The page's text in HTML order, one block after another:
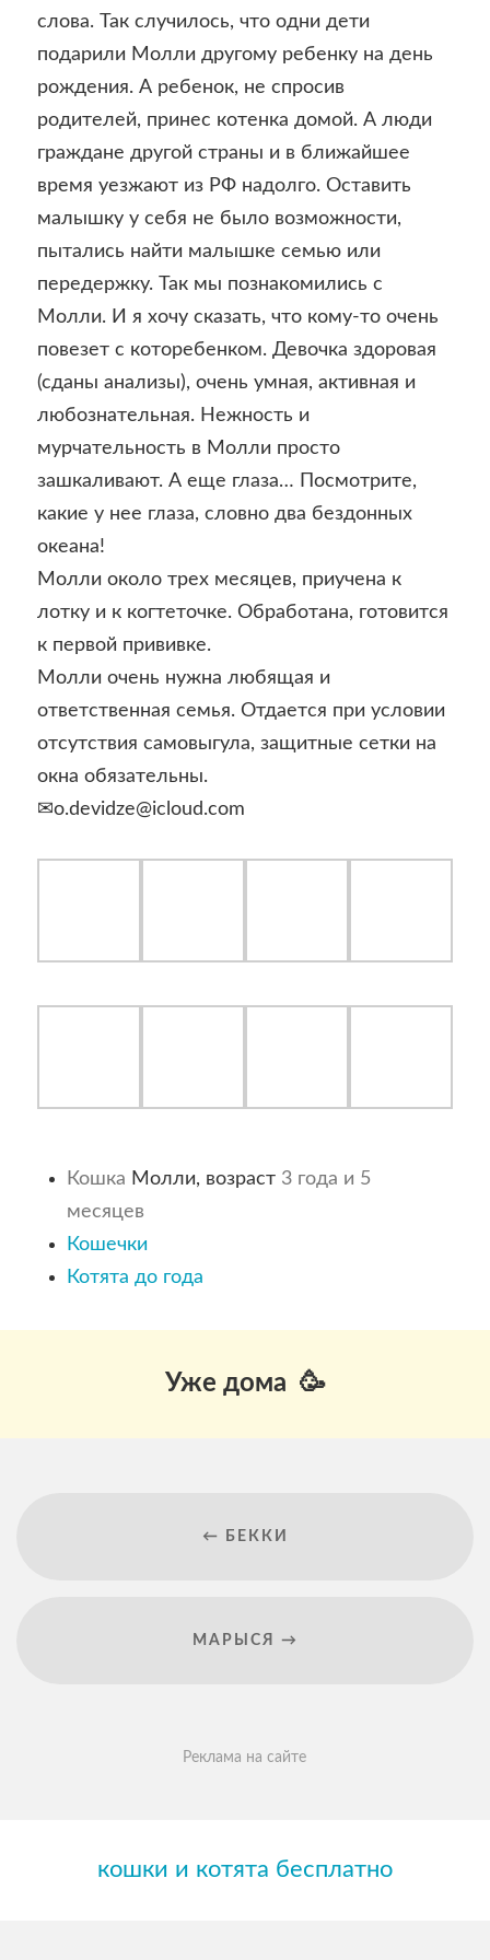
слова. Так случилось, что одни дети
подарили Молли другому ребенку на день
рождения. А ребенок, не спросив
родителей, принес котенка домой. А люди
граждане другой страны и в ближайшее
время уезжают из РФ надолго. Оставить
малышку у себя не было возможности,
пытались найти малышке семью или
передержку. Так мы познакомились с
Молли. И я хочу сказать, что кому-то очень
повезет с которебенком. Девочка здоровая
(сданы анализы), очень умная, активная и
любознательная. Нежность и
мурчательность в Молли просто
зашкаливают. А еще глаза… Посмотрите,
какие у нее глаза, словно два бездонных
океана!
Молли около трех месяцев, приучена к
лотку и к когтеточке. Обработана, готовится
к первой прививке.
Молли очень нужна любящая и
ответственная семья. Отдается при условии
отсутствия самовыгула, защитные сетки на
окна обязательны.
✉o.devidze@icloud.com
Кошка Молли, возраст 3 года и 5
месяцев
Кошечки
Котята до года
Уже дома 🥳
← БЕККИ
МАРЫСЯ →
Реклама на сайте
кошки и котята бесплатно